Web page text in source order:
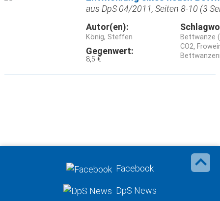
aus DpS 04/2011, Seiten 8-10 (3
Autor(en):
König, Steffen
Gegenwert:
8,5 €
Bettwanze
CO2
Facebook
DpS News